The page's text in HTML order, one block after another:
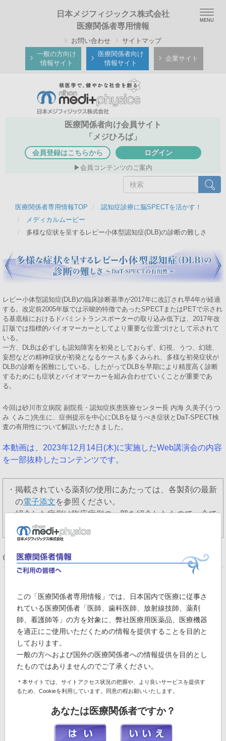
日本メジフィジックス株式会社
医療関係者専用情報
お問い合わせ
サイトマップ
一般の方向け
情報サイト
医療関係者向け
情報サイト
企業サイト
医療関係者向け会員サイト
「メジひろば」
会員登録はこちらから ログイン
会員コンテンツのご案内
索
検索
医療関係者専用情報TOP
認知症診療に脳SPECTを活かす！
メディカルムービー
多様な症状を呈するレビー小体型認知症(DLB)の診断の難しさ
レビー小体型認知症(DLB)の臨床診断基準が2017年に改訂され早4年が経過
する。改定前2005年版では示唆的特徴であったSPECTまたはPETで示され
る基底核におけるドパミントランスポーターの取り込み低下は、2017年改
訂版では指標的バイオマーカーとしてより重要な位置づけとして示されて
いる。
一方、DLBは必ずしも認知障害を初発としておらず、幻視、うつ、幻聴、
妄想などの精神症状が初発となるケースも多くみられ、多様な初発症状が
DLBの診断を困難にしている。したがってDLBを早期により精度高く診断
するためにも症状とバイオマーカーを組み合わせていくことが重要であ
る。
今回は砂川市立病院 副院長・認知症疾患医療センター長 内海 久美子(うつ
み くみこ)先生に、症例提示を中心にDLBを疑うべき症状とDaT-SPECT検
査の有用性について解説いただきました。
本動画は、2023年12月14日(木)に実施したWeb講演会の内容
を一部抜粋したコンテンツです。
・掲載されている薬剤の使用にあたっては、各製剤の最新
の電子添文を参照ください。
・紹介した症例は臨床症例の一部を紹介したもので、全て
の症例が同様な結果を示すわけではありません。
Chapter
DLBの初発症状は多彩で約4割の方が認知障害から始ま
どの精神症状から始まりました。
2.DaT-SPECT活用事例：精神症状で発症し
この「医療関係者専用情報」では、日本国内で医療に従事さ
れている医療関係者「医師、歯科医師、放射線技師、薬剤
師、看護師等」の方を対象に、弊社医療用医薬品、医療機器
を適正にご使用いただくための情報を提供することを目的と
しております。
一般の方へおよび国外の医療関係者への情報提供を目的とし
たものではありませんのでご了承ください。
＊本サイトでは、サイトアクセス状況の把握や、より良いサービスを提供す
るため、Cookieを利用しています。同意の程お願いいたします。
あなたは医療関係者ですか？